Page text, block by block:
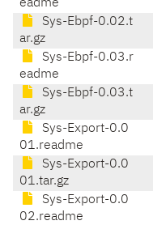
eadme
Sys-Ebpf-0.02.t
ar.gz
Sys-Ebpf-0.03.r
eadme
Sys-Ebpf-0.03.t
ar.gz
Sys-Export-0.0
01.readme
Sys-Export-0.0
01.tar.gz
Sys-Export-0.0
02.readme